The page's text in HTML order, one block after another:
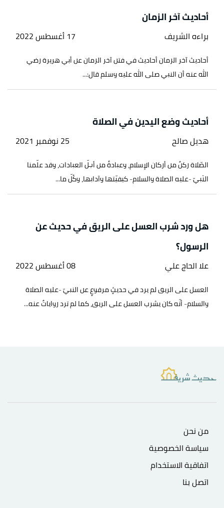
أحاديث آخر الزمان
براءه الشريف 17 أغسطس 2022
أحاديث آخر الزمان أحاديث في فتن آخر الزمان عن أبي هريرة رضي
الله عنه أن النبي صلى الله عليه وسلم قال:...
أحاديث وضع اليدين في الصلاة
هديل صالح 25 نوفمبر 2021
الصّلاة ركنٌ من أركان الإسلام، وعبادةٌ من أجلّ العبادات، وقد علّمنا
النَبيّ -عليه الصلاة والسلام- كيفيّتها وآدابها، وكُلّ ما...
هل ورد شرب العسل على الريق في حديث عن
الرسول؟
علا الحاج علي 08 أغسطس 2022
العسل على الريق لم يرد في حديثٍ مرفوعٍ عن النبيّ -عليه الصلاة
والسلام- أنّه كان يشرب العسل على الريق، كما لم ترد رواياتٌ عنه...
من نحن
سياسة الخصوصية
اتفاقية الاستخدام
اتصل بنا